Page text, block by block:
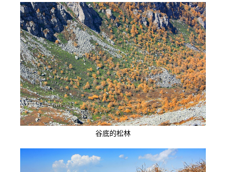
谷底的松林